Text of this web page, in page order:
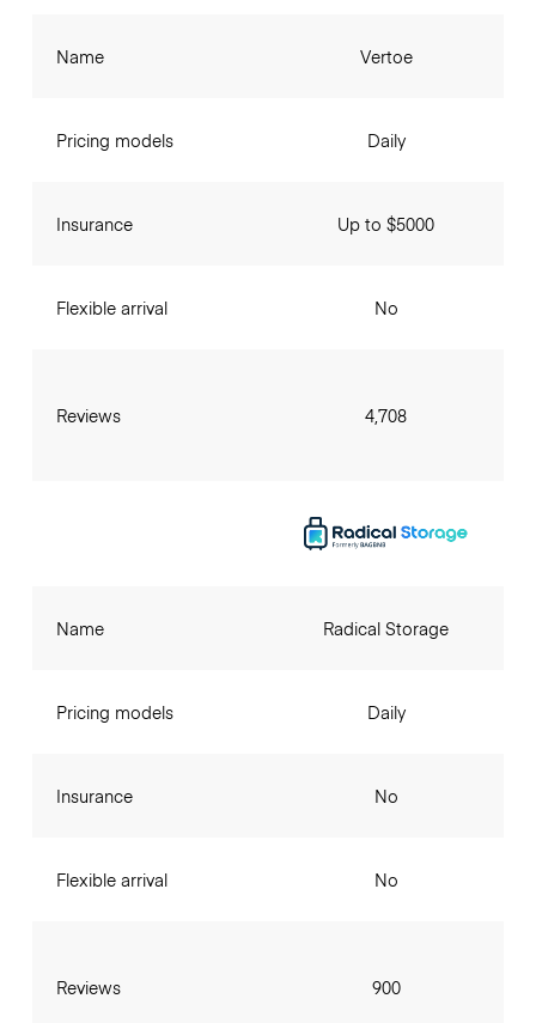
Name
Pricing models
Insurance
Flexible arrival
Reviews
Vertoe
Daily
Up to $5000
No
4,708
Name
Pricing models
Insurance
Flexible arrival
Reviews
Radical Storage
Daily
No
No
900